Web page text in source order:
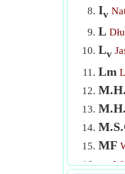
Iv
L
Lv
Lm
MF
n1